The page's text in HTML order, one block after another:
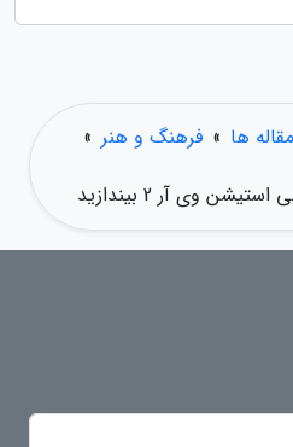
ها » فرهنگ و هنر »
وی آر 2 بیندازید